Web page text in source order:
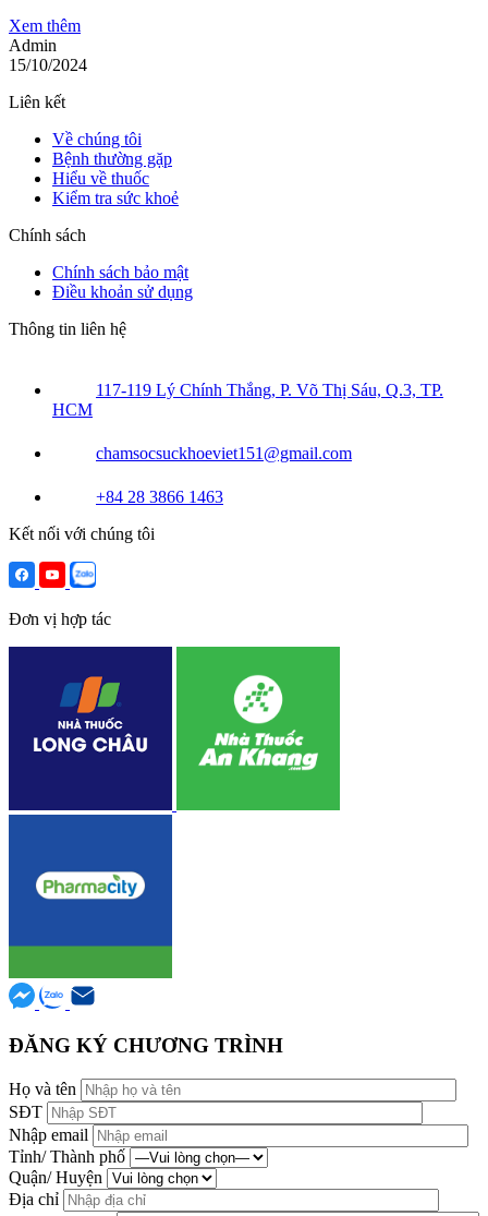
Xem thêm
Admin
15/10/2024
Liên kết
Về chúng tôi
Bệnh thường gặp
Hiểu về thuốc
Kiểm tra sức khoẻ
Chính sách
Chính sách bảo mật
Điều khoản sử dụng
Thông tin liên hệ
117-119 Lý Chính Thắng, P. Võ Thị Sáu, Q.3, TP.
HCM
chamsocsuckhoeviet151@gmail.com
+84 28 3866 1463
Kết nối với chúng tôi
Đơn vị hợp tác
ĐĂNG KÝ CHƯƠNG TRÌNH
Họ và tên
SĐT
Nhập email
Tỉnh/ Thành phố
Quận/ Huyện
Địa chỉ